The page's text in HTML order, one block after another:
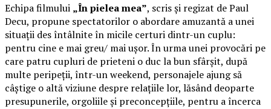
Echipa filmului „În pielea mea”, scris și regizat de Paul
Decu, propune spectatorilor o abordare amuzantă a unei
situații des întâlnite în micile certuri dintr-un cuplu:
pentru cine e mai greu/ mai ușor. În urma unei provocări pe
care patru cupluri de prieteni o duc la bun sfârșit, după
multe peripeții, într-un weekend, personajele ajung să
câștige o altă viziune despre relațiile lor, lăsând deoparte
presupunerile, orgoliile și preconcepțiile, pentru a încerca